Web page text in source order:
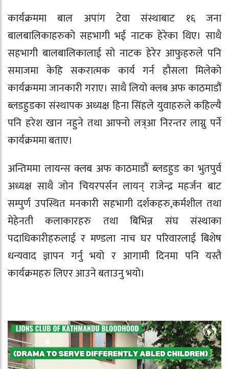
कार्यक्रममा बाल अपांग टेवा संस्थाबाट १६ जना
बालबालिकाहरुको सहभागी भई नाटक हेरेका थिए। साथै
सहभागी बालबालिकालाई सो नाटक हेरेर आफुहरुले पनि
समाजमा केहि सकरात्मक कार्य गर्न हौसला मिलेको
कार्यक्रममा जानकारी गराए। साथै लियो क्लब अफ काठमाडौं
ब्लडहुडका संस्थापक अध्यक्ष हिना सिंहले युवाहरुले कहिल्यै
पनि हरेश खान नहुने तथा आफ्नो लत्र्आ निरन्तर लाग्नु पर्ने
कार्यक्रममा बताए।
अन्तिममा लायन्स क्लब अफ काठमाडौं ब्लडहुड का भुतपुर्व
अध्यक्ष साथै जोन चियरपर्सन लायन् राजेन्द्र महर्जन बाट
सम्पुर्ण उपस्थित मनकारी सहभागी दर्शकहरु,कर्मशील तथा
मेहेनती कलाकारहरु तथा बिभिन्न संघ संस्थाका
पदाधिकारीहरुलाई र मण्डला नाच घर परिवारलाई बिशेष
धन्यवाद ज्ञापन गर्नु भयो र आगामी दिनमा पनि यस्तै
कार्यक्रमहरु लिएर आउने बताउनु भयो।